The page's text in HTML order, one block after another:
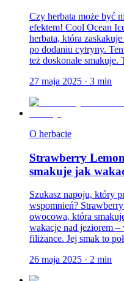
Czy herbata może być
efektem! Cool Ocean
herbata, która
po dodaniu cytryny.
też doskonale smakuje.
27 maja 2025 · 3 min
O herbacie
Strawberry
smakuje jak
Szukasz napoju, który
wspomnień?
owocowa, która
wakacje nad jeziorem
filiżance. Jej smak to
26 maja 2025 · 2 min